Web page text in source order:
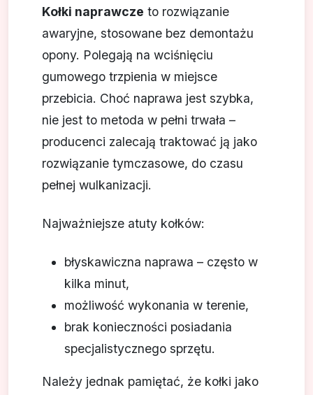
Kołki naprawcze to rozwiązanie
awaryjne, stosowane bez demontażu
opony. Polegają na wciśnięciu
gumowego trzpienia w miejsce
przebicia. Choć naprawa jest szybka,
nie jest to metoda w pełni trwała –
producenci zalecają traktować ją jako
rozwiązanie tymczasowe, do czasu
pełnej wulkanizacji.
Najważniejsze atuty kołków:
błyskawiczna naprawa – często w
kilka minut,
możliwość wykonania w terenie,
brak konieczności posiadania
specjalistycznego sprzętu.
Należy jednak pamiętać, że kołki jako